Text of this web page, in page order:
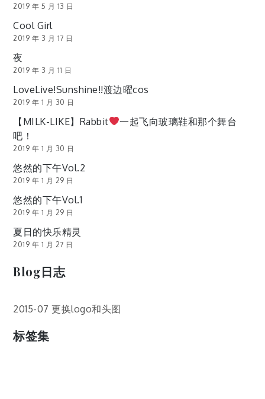
2019 年 5 月 13 日
Cool Girl
2019 年 3 月 17 日
夜
2019 年 3 月 11 日
LoveLive!Sunshine!!渡边曜cos
2019 年 1 月 30 日
【MILK-LIKE】Rabbit
一起飞向玻璃鞋和那个舞台
吧！
2019 年 1 月 30 日
悠然的下午Vol.2
2019 年 1 月 29 日
悠然的下午Vol.1
2019 年 1 月 29 日
夏日的快乐精灵
2019 年 1 月 27 日
Blog日志
2015-07 更换logo和头图
标签集